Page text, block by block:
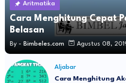
Aritmatika
Cara Menghitung Cepat
Belasan
By - Bimbeles.com Agustus 08,
Aljabar
Cara Menghitung